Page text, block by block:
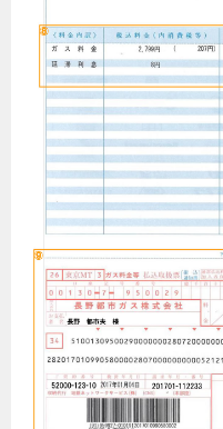
お引越しのときには
ガス使用開始のご案内
ガス使用停止のご案内
インターネット受付
設備別に比較する
ガスコンロとIHクッキングヒ
安全性
キッチン
ガスコンロ
私たちのリフォーム